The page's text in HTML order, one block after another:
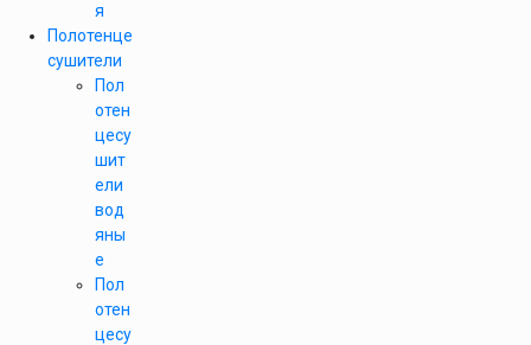
я
Полотенце
сушители
Пол
отен
цесу
шит
ели
вод
яны
е
Пол
отен
цесу